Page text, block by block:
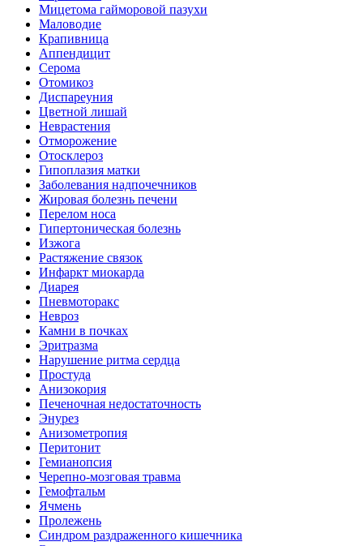
Мицетома гайморовой пазухи
Маловодие
Крапивница
Аппендицит
Серома
Отомикоз
Диспареуния
Цветной лишай
Неврастения
Отморожение
Отосклероз
Гипоплазия матки
Заболевания надпочечников
Жировая болезнь печени
Перелом носа
Гипертоническая болезнь
Изжога
Растяжение связок
Инфаркт миокарда
Диарея
Пневмоторакс
Невроз
Камни в почках
Эритразма
Нарушение ритма сердца
Простуда
Анизокория
Печеночная недостаточность
Энурез
Анизометропия
Перитонит
Гемианопсия
Черепно-мозговая травма
Гемофтальм
Ячмень
Пролежень
Синдром раздраженного кишечника